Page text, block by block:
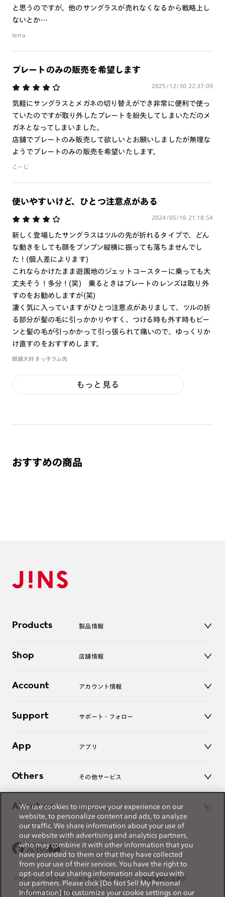
・本製品を使用中に見え方の違和感・頭痛・体調不良等が生じ
た場合は直ちに使用を中止し、医師にご相談下さい。
偏光レンズをご使用の際は、上記に加え、以下もご注意下さ
い。
・偏光レンズで自動車のフロントガラス等熱強化ガラスを見る
とひずみの干渉色が見えることがあります。レンズの特性であ
り、品質に問題はございません。
・偏光レンズで液晶画面を見ると、種類や見る角度によって暗
く見えたり、虹色（歪み）に見えることがありますのでご注意
・レンズ破損の原因となりますので、なるべく水に触れないよ
うご注意下さい。万が一、レンズに水がついてしまった場合は
機は、使用しないで下さい。
※こちらの商品のカラー・柄によっては個体差がございます。
と思うのですが。他のサングラスが売れなくなるから戦略上し
ないとか⋯
terra
プレートのみの販売を希望します
2025/12/30 22:37:09
気軽にサングラスとメガネの切り替えができ非常に便利で使っ
ていたのですが取り外したプレートを紛失してしまいただのメ
ガネとなってしまいました。
店舗でプレートのみ販売して欲しいとお願いしましたが無理な
ようでプレートのみの販売を希望いたします。
こーじ
使いやすいけど、ひとつ注意点がある
2024/05/16 21:18:54
新しく登場したサングラスはツルの先が折れるタイプで、どん
な動きをしても顔をブンブン縦横に振っても落ちませんでし
た！(個人差によります)
これならかけたまま遊園地のジェットコースターに乗っても大
丈夫そう！多分！(笑) 乗るときはプレートのレンズは取り外
すのをお勧めしますが(笑)
凄く気に入っていますがひとつ注意点がありまして、ツルの折
る部分が髪の毛に引っかかりやすく、つける時も外す時もピー
ンと髪の毛が引っかかって引っ張られて痛いので、ゆっくりか
け直すのをおすすめします。
眼鏡大好きっ子ラム肉
もっと見る
おすすめの商品
Products 製品情報
サングラス
コンタクトレンズ
アクセサリー
Shop 店舗情報
オンラインショップ
Account アカウント情報
ログアウト
Support サポート・フォロー
よくあるご質問
お問い合わせ
App アプリ
Others その他サービス
レンズ交換
オンラインギフト
About us JINSについて
Magnify Life
会社概要
採用情報
法人のお客様
出店について
プライバシーポリシー セキュリティポリシー 特定商取引法表示
薬機法に関する表記 サイトマップ
We use cookies to improve your experience on our
website, to personalize content and ads, to analyze
our traffic. We share information about your use of
our website with advertising and analytics partners,
who may combine it with other information that you
have provided to them or that they have collected
from your use of their services. You have the right to
opt-out of our sharing information about you with
our partners. Please click [Do Not Sell My Personal
Information] to customize your cookie settings on our